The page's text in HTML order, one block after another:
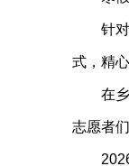
针对新
式，精
在
志愿者
2026